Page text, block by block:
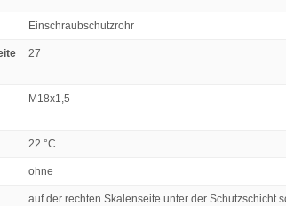
Einschraubschutzrohr
27
M18x1,5
22 °C
ohne
auf der rechten Skalenseite unter der Schutzschicht